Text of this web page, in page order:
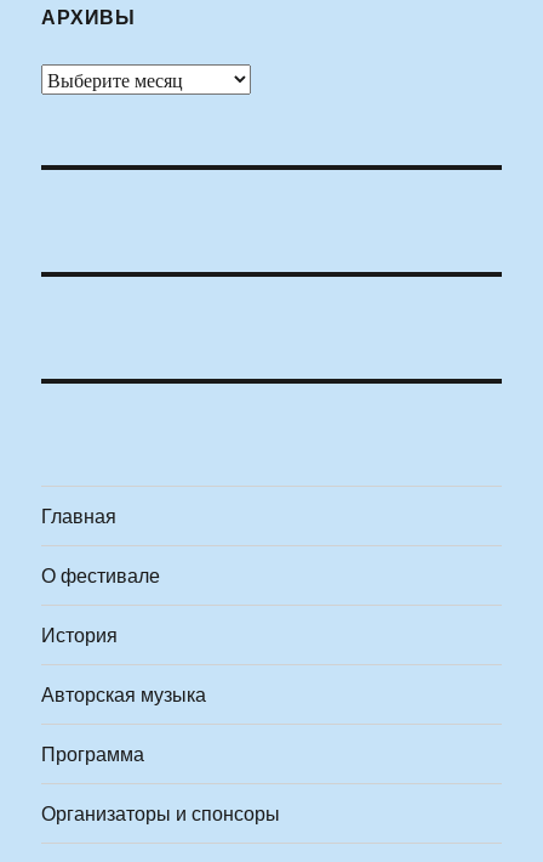
АРХИВЫ
Архивы
Главная
О фестивале
История
Авторская музыка
Программа
Организаторы и спонсоры